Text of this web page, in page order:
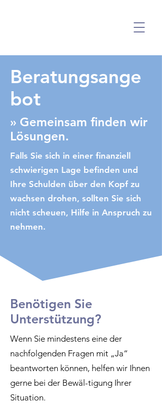
Beratungsange
bot
» Gemeinsam finden wir
Lösungen.
Falls Sie sich in einer finanziell
schwierigen Lage befinden und
Ihre Schulden über den Kopf zu
wachsen drohen, sollten Sie sich
nicht scheuen, Hilfe in Anspruch zu
nehmen.
Benötigen Sie
Unterstützung?
Wenn Sie mindestens eine der
nachfolgenden Fragen mit „Ja“
beantworten können, helfen wir Ihnen
gerne bei der Bewäl-tigung Ihrer
Situation.